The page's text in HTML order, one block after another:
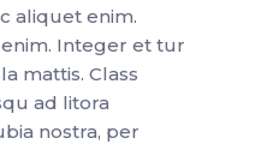
aliquet enim.
Integer et tur
mattis. Class
ad litora
nostra, per